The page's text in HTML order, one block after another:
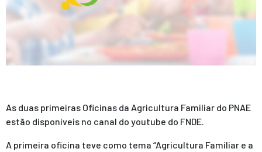
As duas primeiras Oficinas da Agricultura Familiar do PNAE
estão disponíveis no canal do youtube do FNDE.
A primeira oficina teve como tema “Agricultura Familiar e a